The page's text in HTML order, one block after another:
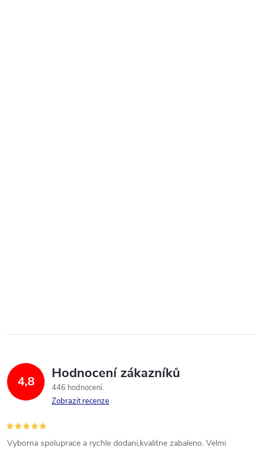
4,8 Hodnocení zákazníků
446 hodnocení
Zobrazit recenze
Vyborna spoluprace a rychle dodani,kvalitne zabaleno. Velmi